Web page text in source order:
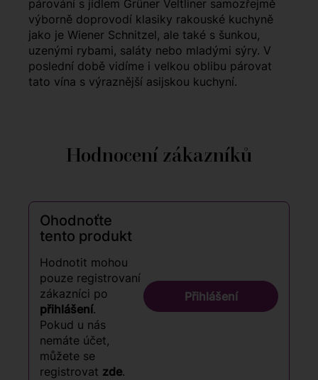
párování s jídlem Grüner Veltliner samozřejmě
výborně doprovodí klasiky rakouské kuchyně
jako je Wiener Schnitzel, ale také s šunkou,
uzenými rybami, saláty nebo mladými sýry. V
poslední době vidíme i velkou oblibu párovat
tato vína s výraznější asijskou kuchyní.
Hodnocení zákazníků
Ohodnoťte
tento produkt
Hodnotit mohou
pouze registrovaní
zákazníci po
přihlášení.
Pokud u nás
nemáte účet,
můžete se
registrovat zde.
Přihlášení